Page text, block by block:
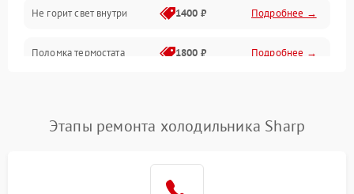
Не горит свет внутри 1400 ₽ Подробнее →
Поломка термостата 1800 ₽ Подробнее →
Поломка системы No Frost 2600 ₽ Подробнее →
Этапы ремонта холодильника Sharp